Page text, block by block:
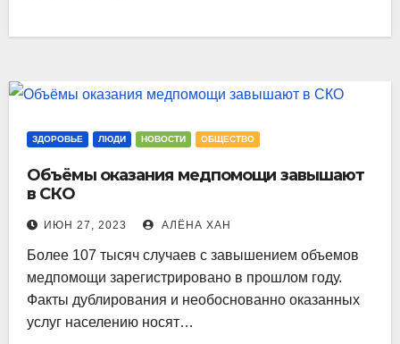
ЗДОРОВЬЕ ЛЮДИ НОВОСТИ ОБЩЕСТВО
Объёмы оказания медпомощи завышают
в СКО
ИЮН 27, 2023 АЛЁНА ХАН
Более 107 тысяч случаев с завышением объемов
медпомощи зарегистрировано в прошлом году.
Факты дублирования и необоснованно оказанных
услуг населению носят…